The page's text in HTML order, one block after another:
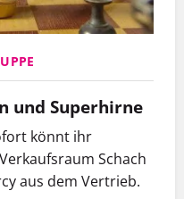
und Superhirne
könnt ihr
Schach
aus dem Vertrieb.